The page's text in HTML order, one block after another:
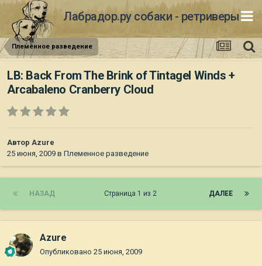
Лабрадор.ру собаки - ретриверы
Племенное разведение
LB: Back From The Brink of Tintagel Winds +
Arcabaleno Cranberry Cloud
Автор Azure
25 июня, 2009 в Племенное разведение
НАЗАД ДАЛЕЕ
Страница 1 из 2
Azure
Опубликовано 25 июня, 2009